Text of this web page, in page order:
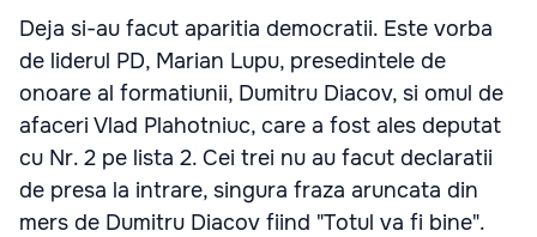
Deja si-au facut aparitia democratii. Este vorba
de liderul PD, Marian Lupu, presedintele de
onoare al formatiunii, Dumitru Diacov, si omul de
afaceri Vlad Plahotniuc, care a fost ales deputat
cu Nr. 2 pe lista 2. Cei trei nu au facut declaratii
de presa la intrare, singura fraza aruncata din
mers de Dumitru Diacov fiind "Totul va fi bine".